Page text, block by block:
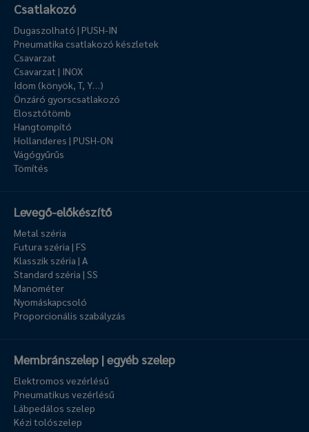
Csatlakozó
Dugaszolható | PUSH-IN
Pneumatika csatlakozó készletek
Csavarzat
Csavarzat | INOX
Idom (könyök, T, Y…)
Önzáró gyorscsatlakozó
Elosztótömb
Hangtompító
Hollanderes | PUSH-ON
Vágógyűrűs
Tömítés
Levegő-előkészítő
Metal széria
Futura széria | FS
Klasszik széria | A
Standard széria | SS
Manométer
Nyomáskapcsoló
Proporcionális szabályzás
Membránszelep | egyéb szelep
Elektromos vezérlésű
Pneumatikus vezérlésű
Lábpedálos szelep
Kézi tolószelep